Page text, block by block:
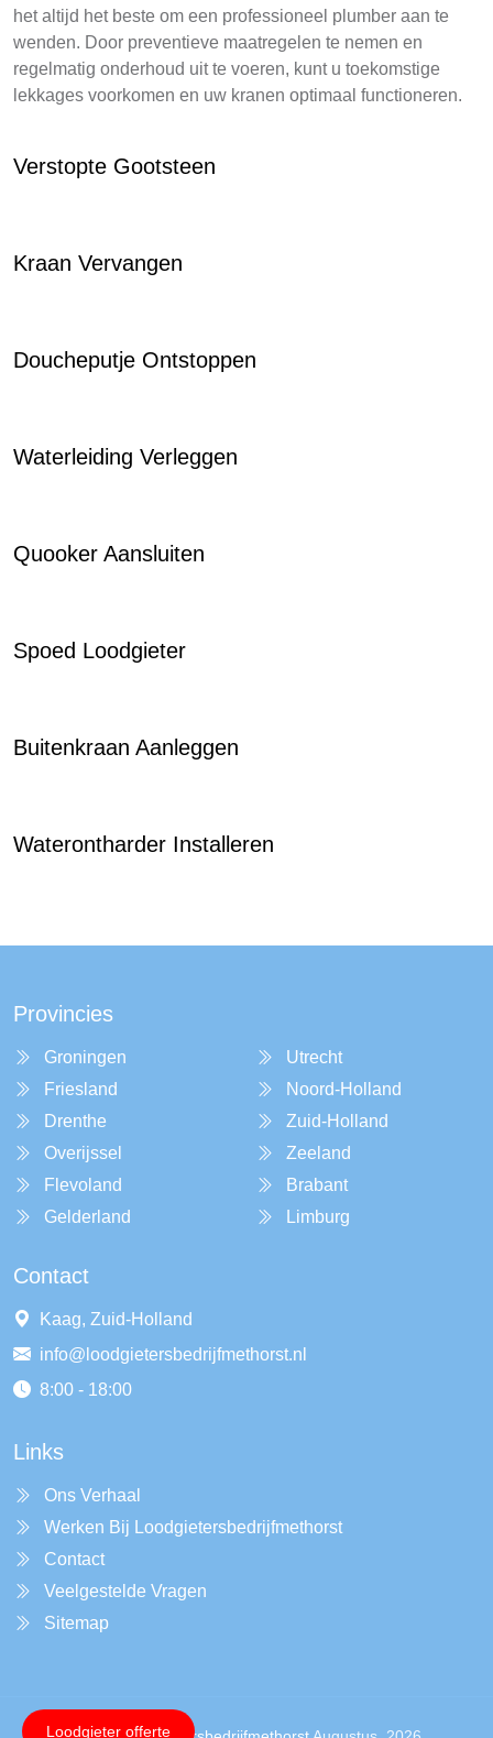
het altijd het beste om een professioneel plumber aan te
wenden. Door preventieve maatregelen te nemen en
regelmatig onderhoud uit te voeren, kunt u toekomstige
lekkages voorkomen en uw kranen optimaal functioneren.
Verstopte Gootsteen
Kraan Vervangen
Doucheputje Ontstoppen
Waterleiding Verleggen
Quooker Aansluiten
Spoed Loodgieter
Buitenkraan Aanleggen
Waterontharder Installeren
Provincies
Groningen
Friesland
Drenthe
Overijssel
Flevoland
Gelderland
Utrecht
Noord-Holland
Zuid-Holland
Zeeland
Brabant
Limburg
Contact
Kaag, Zuid-Holland
info@loodgietersbedrijfmethorst.nl
8:00 - 18:00
Links
Ons Verhaal
Werken Bij Loodgietersbedrijfmethorst
Contact
Veelgestelde Vragen
Sitemap
Loodgieter offerte